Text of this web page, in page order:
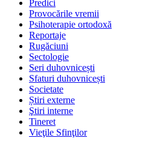
Predici
Provocările vremii
Psihoterapie ortodoxă
Reportaje
Rugăciuni
Sectologie
Seri duhovnicești
Sfaturi duhovnicești
Societate
Știri externe
Ştiri interne
Tineret
Vieţile Sfinţilor